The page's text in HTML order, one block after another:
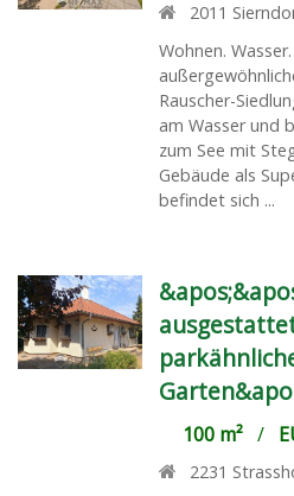
2011
Wohnen.
Rauscher-
am Wasser und
zum See mit
Gebäude als
befindet sich ...
100 m²/
2231